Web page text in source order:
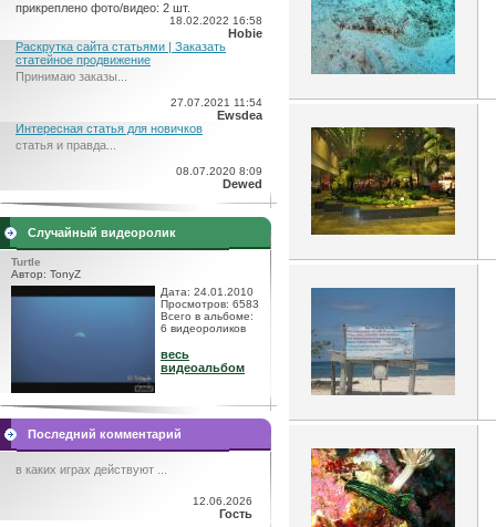
прикреплено фото/видео: 2 шт.
18.02.2022 16:58
Hobie
Раскрутка сайта статьями | Заказать
статейное продвижение
Принимаю заказы...
27.07.2021 11:54
Ewsdea
Интересная статья для новичков
статья и правда...
08.07.2020 8:09
Dewed
Случайный видеоролик
Turtle
Автор: TonyZ
Дата: 24.01.2010
Просмотров: 6583
Всего в альбоме:
6 видеороликов
весь
видеоальбом
Последний комментарий
в каких играх действуют ...
12.06.2026
Гость